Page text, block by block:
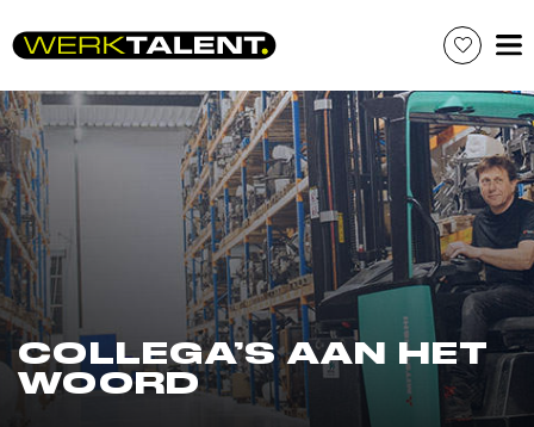
to
COLLEGA’S AAN HET
WOORD